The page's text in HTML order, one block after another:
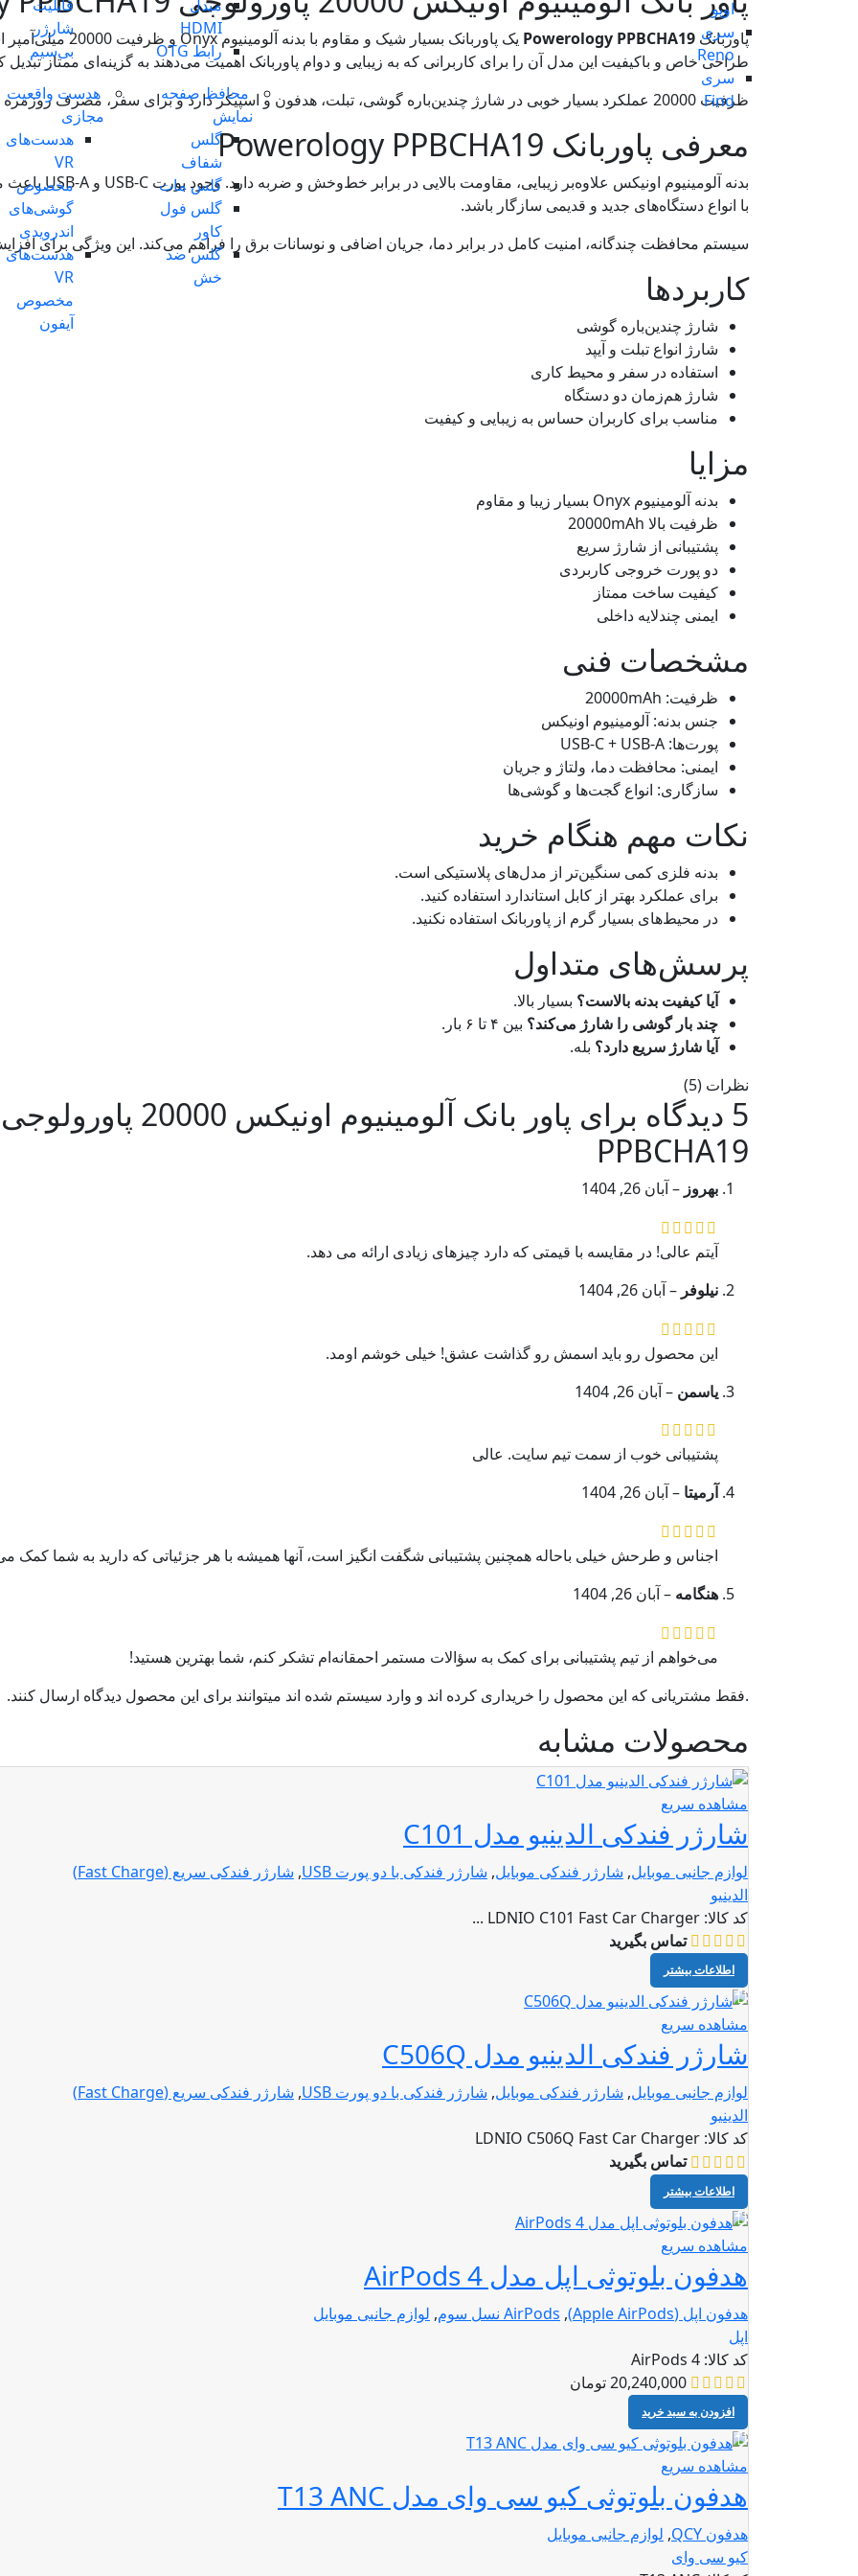
اوپو
سری
Reno
سری
Find
مبدل
HDMI
رابط OTG
محافظ صفحه
نمایش
گلس
شفاف
گلس مات
گلس فول
کاور
گلس ضد
خش
قابلیت
شارژر
بی‌سیم
هدست واقعیت
مجازی
هدست‌های
VR
مخصوص
گوشی‌های
اندرویدی
هدست‌های
VR
مخصوص
آیفون
پاوربانک Powerology PPBCHA19 یک پاوربانک بسیار شیک و مقاوم با بدنه آلومینیوم Onyx و ظرفیت 20000 میلی‌آمپر است.
طراحی خاص و باکیفیت این مدل آن را برای کاربرانی که به زیبایی و دوام پاوربانک اهمیت می‌دهند به گزینه‌ای ممتاز
ظرفیت 20000 عملکرد بسیار خوبی در شارژ چندین‌باره گوشی، تبلت، هدفون و اسپیکر دارد و برای سفر، مصرف روزمره و استفاده حرفه‌ای کاملاً مناسب است.
معرفی پاوربانک Powerology PPBCHA19
بدنه آلومینیوم اونیکس علاوه‌بر زیبایی، مقاومت بالایی در برابر خط‌وخش و ضربه دارد. وجود پورت USB-C و USB-A باعث می‌شود این مدل
با انواع دستگاه‌های جدید و قدیمی سازگار باشد.
سیستم محافظت چندگانه، امنیت کامل در برابر دما، جریان اضافی و نوسانات برق را فراهم می‌کند. این ویژگی برای
کاربردها
شارژ چندین‌باره گوشی
شارژ انواع تبلت و آیپد
استفاده در سفر و محیط کاری
شارژ هم‌زمان دو دستگاه
مناسب برای کاربران حساس به زیبایی و کیفیت
مزایا
بدنه آلومینیوم Onyx بسیار زیبا و مقاوم
ظرفیت بالا 20000mAh
پشتیبانی از شارژ سریع
دو پورت خروجی کاربردی
کیفیت ساخت ممتاز
ایمنی چندلایه داخلی
مشخصات فنی
ظرفیت: 20000mAh
جنس بدنه: آلومینیوم اونیکس
پورت‌ها: USB-C + USB-A
ایمنی: محافظت دما، ولتاژ و جریان
سازگاری: انواع گجت‌ها و گوشی‌ها
نکات مهم هنگام خرید
بدنه فلزی کمی سنگین‌تر از مدل‌های پلاستیکی است.
برای عملکرد بهتر از کابل استاندارد استفاده کنید.
در محیط‌های بسیار گرم از پاوربانک استفاده نکنید.
پرسش‌های متداول
آیا کیفیت بدنه بالاست؟ بسیار بالا.
چند بار گوشی را شارژ می‌کند؟ بین ۴ تا ۶ بار.
آیا شارژ سریع دارد؟ بله.
نظرات (5)
5 دیدگاه برای
PPBCHA19
بهروز –آبان 26, 1404
آیتم عالی! در مقایسه با قیمتی که دارد چیزهای زیادی ارائه می دهد.
نیلوفر –آبان 26, 1404
این محصول رو باید اسمش رو گذاشت عشق! خیلی خوشم اومد.
یاسمن –آبان 26, 1404
پشتیبانی خوب از سمت تیم سایت. عالی
آرمیتا –آبان 26, 1404
اجناس و طرحش خیلی باحاله همچنین پشتیبانی شگفت انگیز است، آنها همیشه با هر جزئیاتی که دارید به شما کمک
هنگامه –آبان 26, 1404
می‌خواهم از تیم پشتیبانی برای کمک به سؤالات مستمر احمقانه‌ام تشکر کنم، شما بهترین هستید!
.فقط مشتریانی که این محصول را خریداری کرده اند و وارد سیستم شده اند میتوانند برای این محصول دیدگاه ارسال کنند.
محصولات مشابه
مشاهده سریع
شارژر فندکی الدینیو مدل C101
لوازم جانبی موبایل, شارژر فندکی موبایل, شارژر فندکی با دو پورت USB , شارژر فندکی سریع (Fast Charge)
الدینیو
کد کالا: LDNIO C101 Fast Car Charger ...
تماس بگیرید
اطلاعات بیشتر
مشاهده سریع
شارژر فندکی الدینیو مدل C506Q
لوازم جانبی موبایل, شارژر فندکی موبایل, شارژر فندکی با دو پورت USB , شارژر فندکی سریع (Fast Charge)
الدینیو
کد کالا: LDNIO C506Q Fast Car Charger
تماس بگیرید
اطلاعات بیشتر
مشاهده سریع
هدفون بلوتوثی اپل مدل AirPods 4
هدفون اپل (Apple AirPods) , AirPods نسل سوم , لوازم جانبی موبایل
اپل
کد کالا: AirPods 4
20,240,000تومان
افزودن به سبد خرید
مشاهده سریع
هدفون بلوتوثی کیو سی وای مدل T13 ANC
هدفون QCY , لوازم جانبی موبایل
کیو سی وای